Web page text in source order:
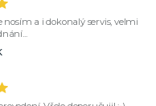
a i dokonalý servis, velmi